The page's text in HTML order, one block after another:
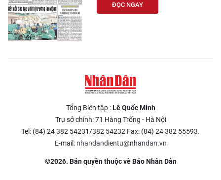
ĐỌC NGAY
Tổng Biên tập :Lê Quốc Minh
Trụ sở chính: 71 Hàng Trống - Hà Nội
Tel: (84) 24 382 54231/382 54232 Fax: (84) 24 382 55593.
E-mail: nhandandientu@nhandan.vn
©2026. Bản quyền thuộc về Báo Nhân Dân